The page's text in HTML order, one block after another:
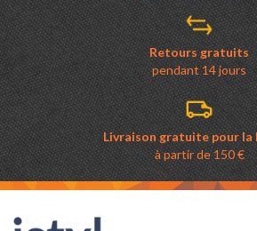
Retours gratuits
pendant 14 jours
Livraison gratuite pour la
à partir de 150 €